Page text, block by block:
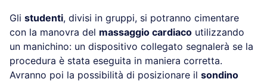
Gli studenti, divisi in gruppi, si potranno cimentare
con la manovra del massaggio cardiaco utilizzando
un manichino: un dispositivo collegato segnalerà se la
procedura è stata eseguita in maniera corretta.
Avranno poi la possibilità di posizionare il sondino